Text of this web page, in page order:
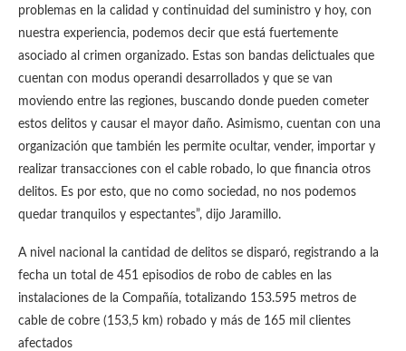
problemas en la calidad y continuidad del suministro y hoy, con
nuestra experiencia, podemos decir que está fuertemente
asociado al crimen organizado. Estas son bandas delictuales que
cuentan con modus operandi desarrollados y que se van
moviendo entre las regiones, buscando donde pueden cometer
estos delitos y causar el mayor daño. Asimismo, cuentan con una
organización que también les permite ocultar, vender, importar y
realizar transacciones con el cable robado, lo que financia otros
delitos. Es por esto, que no como sociedad, no nos podemos
quedar tranquilos y espectantes”, dijo Jaramillo.
A nivel nacional la cantidad de delitos se disparó, registrando a la
fecha un total de 451 episodios de robo de cables en las
instalaciones de la Compañía, totalizando 153.595 metros de
cable de cobre (153,5 km) robado y más de 165 mil clientes
afectados